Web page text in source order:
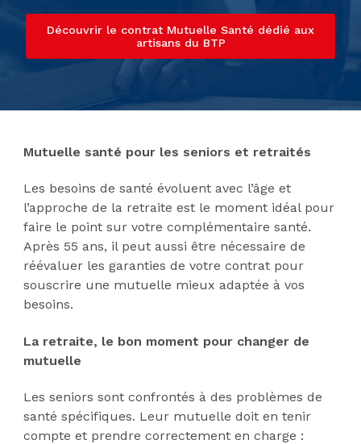
Découvrir le contrat Mutuelle Santé dédié aux
artisans du BTP
Mutuelle santé pour les seniors et retraités
Les besoins de santé évoluent avec l’âge et
l’approche de la retraite est le moment idéal pour
faire le point sur votre complémentaire santé.
Après 55 ans, il peut aussi être nécessaire de
réévaluer les garanties de votre contrat pour
souscrire une mutuelle mieux adaptée à vos
besoins.
La retraite, le bon moment pour changer de
mutuelle
Les seniors sont confrontés à des problèmes de
santé spécifiques. Leur mutuelle doit en tenir
compte et prendre correctement en charge :